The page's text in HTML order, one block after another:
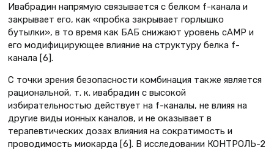
Ивабрадин напрямую связывается с белком f-канала и
закрывает его, как «пробка закрывает горлышко
бутылки», в то время как БАБ снижают уровень сАМР и
его модифицирующее влияние на структуру белка f-
канала [6].
С точки зрения безопасности комбинация также является
рациональной, т. к. ивабрадин с высокой
избирательностью действует на f-каналы, не влияя на
другие виды ионных каналов, и не оказывает в
терапевтических дозах влияния на сократимость и
проводимость миокарда [6]. В исследовании КОНТРОЛЬ-2